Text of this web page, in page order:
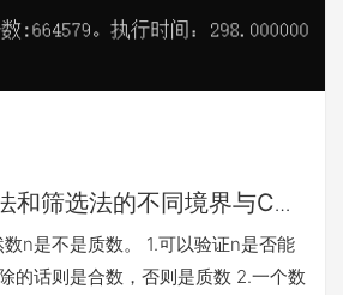
和筛选法的不同境界与C语
n是不是质数。 1.可以验证n是否能
的话则是合数，否则是质数 2.一个数